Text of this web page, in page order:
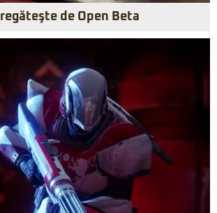
de Open Beta